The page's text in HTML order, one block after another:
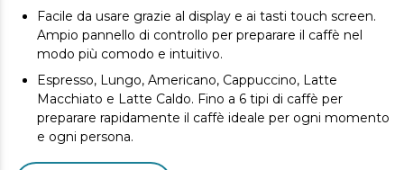
Facile da usare grazie al display e ai tasti touch screen.
Ampio pannello di controllo per preparare il caffè nel
modo più comodo e intuitivo.
Espresso, Lungo, Americano, Cappuccino, Latte
Macchiato e Latte Caldo. Fino a 6 tipi di caffè per
preparare rapidamente il caffè ideale per ogni momento
e ogni persona.
Prepara caffè cremosi in modo pratico. Serbatoio del